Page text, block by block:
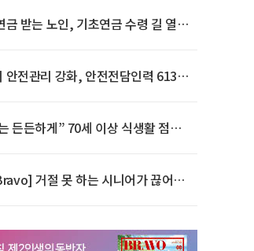
금 받는 노인, 기초연금 수령 길 열린
안전관리 강화, 안전전담인력 613명
든든하게” 70세 이상 식생활 점수
거절 못 하는 시니어가 끊어야